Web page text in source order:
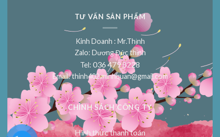
TƯ VẤN SẢN PHẨM
Kinh Doanh : Mr.Thịnh
Zalo: Dương Đức thịnh
Tel: 036 479 8228
Email:thinh402.minhquan@gmail.com
CHÍNH SÁCH CÔNG TY
Hình thức thanh toán